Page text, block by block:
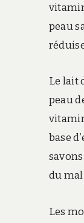
peau
Le lait
peau
base
du mal
Les